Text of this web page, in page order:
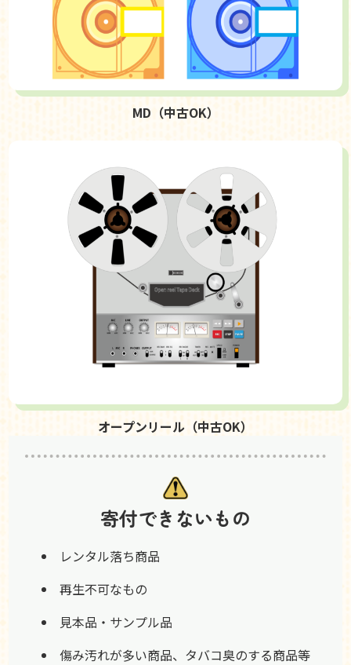
MD（中古OK）
オープンリール（中古OK）
寄付できないもの
レンタル落ち商品
再生不可なもの
見本品・サンプル品
傷み汚れが多い商品、タバコ臭のする商品等